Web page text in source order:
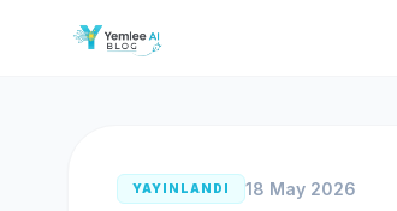
YAYINLANDI 18 May 2026